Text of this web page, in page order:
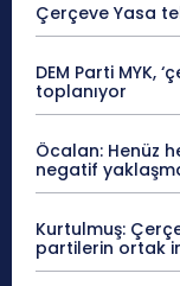
Çerçeve Yasa
DEM Parti MYK,
toplanıyor
Öcalan: Henüz
negatif
Kurtulmuş:
partilerin ortak